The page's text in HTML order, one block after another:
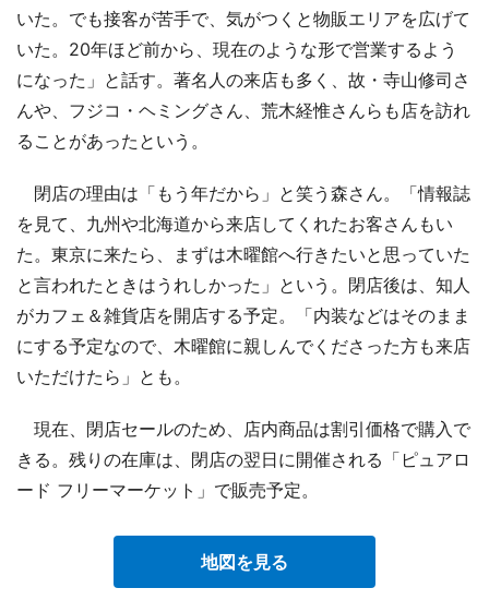
いた。でも接客が苦手で、気がつくと物販エリアを広げて
いた。20年ほど前から、現在のような形で営業するよう
になった」と話す。著名人の来店も多く、故・寺山修司さ
んや、フジコ・ヘミングさん、荒木経惟さんらも店を訪れ
ることがあったという。
閉店の理由は「もう年だから」と笑う森さん。「情報誌
を見て、九州や北海道から来店してくれたお客さんもい
た。東京に来たら、まずは木曜館へ行きたいと思っていた
と言われたときはうれしかった」という。閉店後は、知人
がカフェ＆雑貨店を開店する予定。「内装などはそのまま
にする予定なので、木曜館に親しんでくださった方も来店
いただけたら」とも。
現在、閉店セールのため、店内商品は割引価格で購入で
きる。残りの在庫は、閉店の翌日に開催される「ピュアロ
ード フリーマーケット」で販売予定。
地図を見る